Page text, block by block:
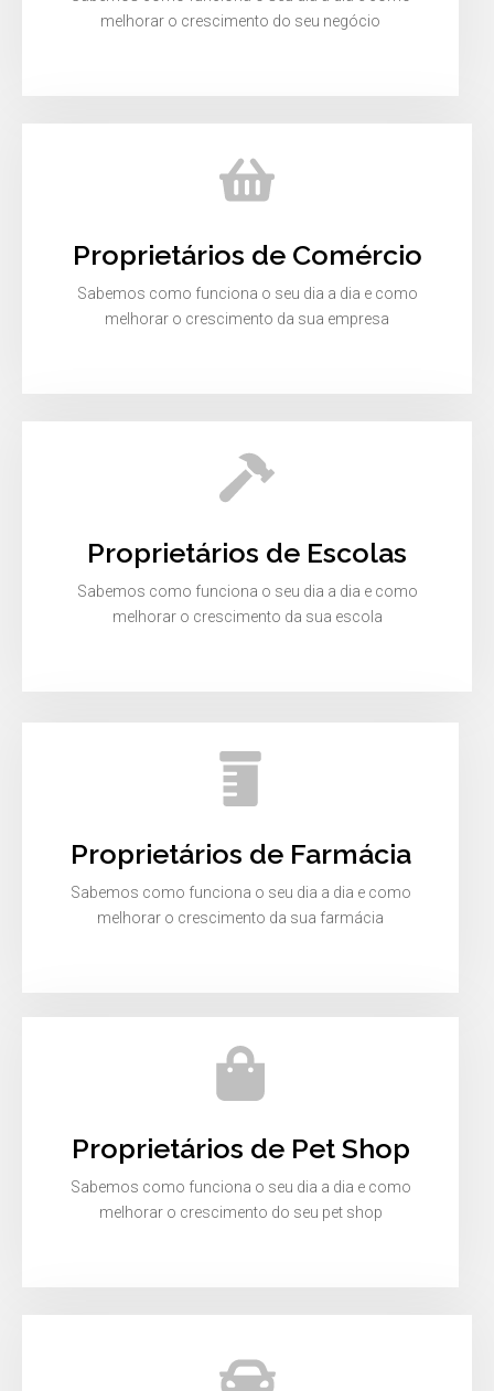
melhorar o crescimento do seu negócio
Proprietários de Comércio
Sabemos como funciona o seu dia a dia e como
melhorar o crescimento da sua empresa
Proprietários de Escolas
Sabemos como funciona o seu dia a dia e como
melhorar o crescimento da sua escola
Proprietários de Farmácia
Sabemos como funciona o seu dia a dia e como
melhorar o crescimento da sua farmácia
Proprietários de Pet Shop
Sabemos como funciona o seu dia a dia e como
melhorar o crescimento do seu pet shop